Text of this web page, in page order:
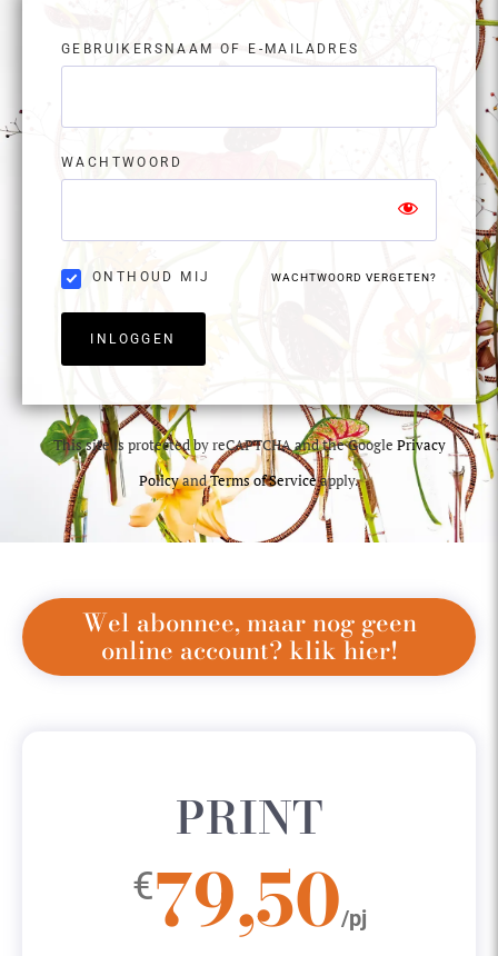
GEBRUIKERSNAAM OF E-MAILADRES
WACHTWOORD
ONTHOUD MIJ WACHTWOORD VERGETEN?
INLOGGEN
This site is protected by reCAPTCHA and the Google Privacy
PolicyandTerms of Serviceapply.
Wel abonnee, maar nog geen
online account? klik hier!
PRINT
€79,50/pj